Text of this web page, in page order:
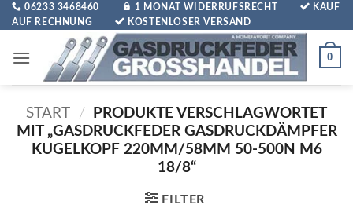
Zum
Inhalt
06233 3468460 1 MONAT WIDERRUFSRECHT
KAUF
AUF RECHNUNG
KOSTENLOSER VERSAND
0
START /
PRODUKTE VERSCHLAGWORTET
MIT „GASDRUCKFEDER GASDRUCKDÄMPFER
KUGELKOPF 220MM/58MM 50-500N M6
18/8“
FILTER